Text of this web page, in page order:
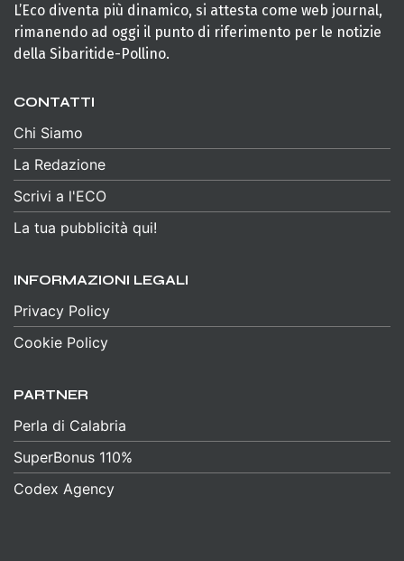
L’Eco diventa più dinamico, si attesta come web journal,
rimanendo ad oggi il punto di riferimento per le notizie
della Sibaritide-Pollino.
CONTATTI
Chi Siamo
La Redazione
Scrivi a l'ECO
La tua pubblicità qui!
INFORMAZIONI LEGALI
Privacy Policy
Cookie Policy
PARTNER
Perla di Calabria
SuperBonus 110%
Codex Agency